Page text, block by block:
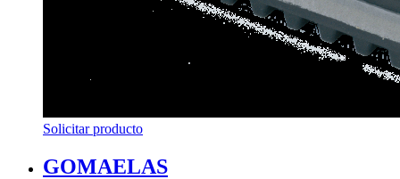
Solicitar producto
GOMAELAS